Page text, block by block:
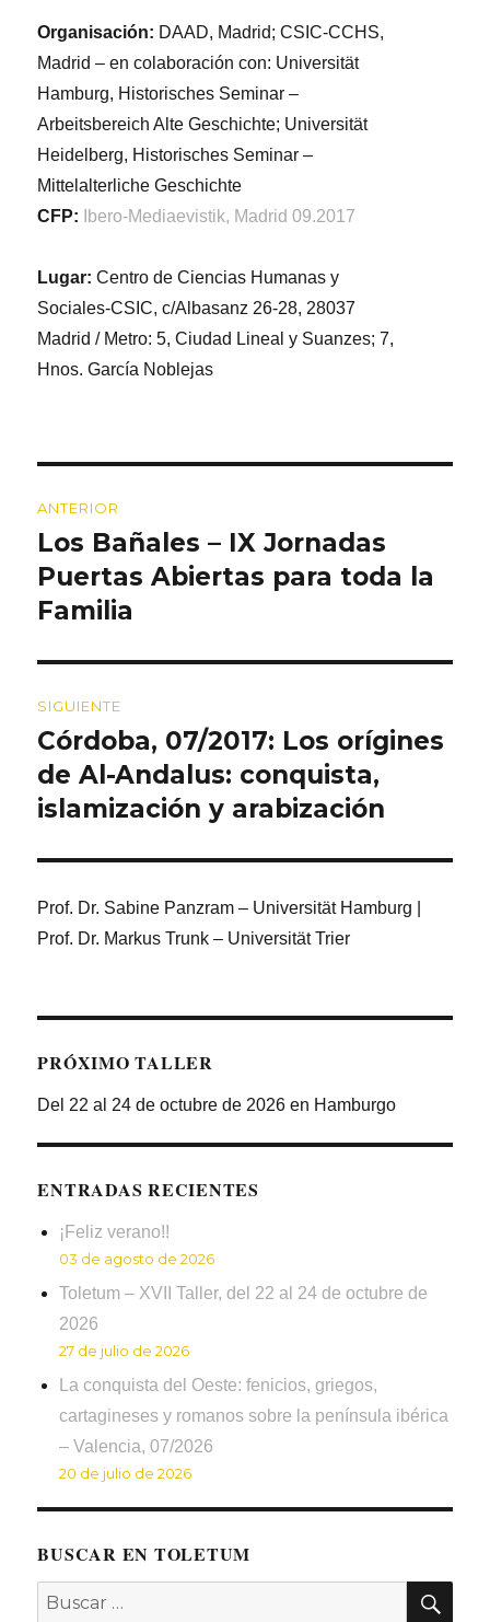
Organisación: DAAD, Madrid; CSIC-CCHS,
Madrid – en colaboración con: Universität
Hamburg, Historisches Seminar –
Arbeitsbereich Alte Geschichte; Universität
Heidelberg, Historisches Seminar –
Mittelalterliche Geschichte
CFP:
Ibero-Mediaevistik, Madrid 09.2017
Lugar:Centro de Ciencias Humanas y
Sociales-CSIC, c/Albasanz 26-28, 28037
Madrid / Metro: 5, Ciudad Lineal y Suanzes; 7,
Hnos. García Noblejas
de
entradas
ANTERIOR
Entrada
anterior:
Los Bañales – IX Jornadas
Puertas Abiertas para toda la
Familia
SIGUIENTE
Entrada
siguiente:
Córdoba, 07/2017: Los orígines
de Al-Andalus: conquista,
islamización y arabización
Prof. Dr. Sabine Panzram – Universität Hamburg |
Prof. Dr. Markus Trunk – Universität Trier
PRÓXIMO TALLER
Del 22 al 24 de octubre de 2026 en Hamburgo
ENTRADAS RECIENTES
¡Feliz verano!!
03 de agosto de 2026
Toletum – XVII Taller, del 22 al 24 de octubre de
2026
27 de julio de 2026
La conquista del Oeste: fenicios, griegos,
cartagineses y romanos sobre la península ibérica
– Valencia, 07/2026
20 de julio de 2026
BUSCAR EN TOLETUM
Buscar